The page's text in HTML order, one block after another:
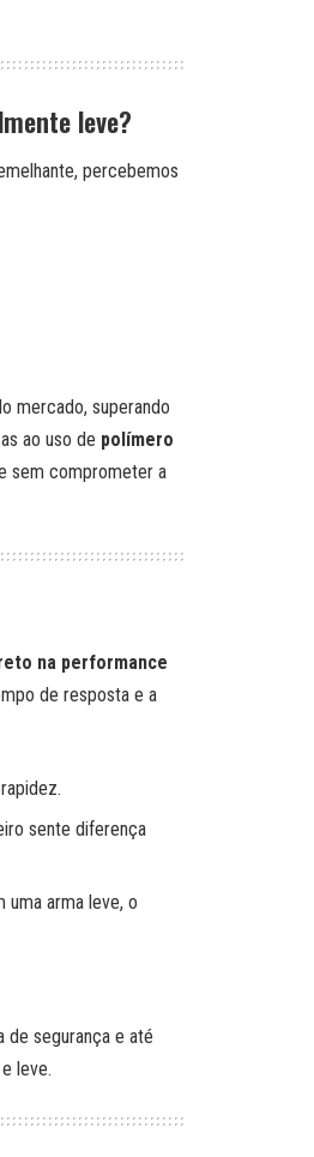
leve?
percebemos
mercado, superando
ao uso de polímero
sem comprometer a
na performance
de resposta e a
sente diferença
uma arma leve, o
de segurança e até
leve.